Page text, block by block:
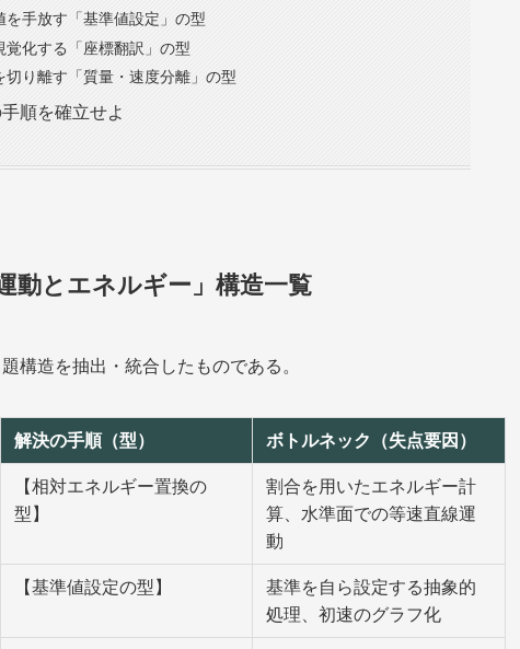
を手放す「基準値設定」の型
覚化する「座標翻訳」の型
切り離す「質量・速度分離」の型
順を確立せよ
動とエネルギー」構造一覧
構造を抽出・統合したものである。
解決の手順（型） ボトルネック（失点要因）
【相対エネルギー置換の
型】
割合を用いたエネルギー計
算、水準面での等速直線運
動
【基準値設定の型】
基準を自ら設定する抽象的
処理、初速のグラフ化